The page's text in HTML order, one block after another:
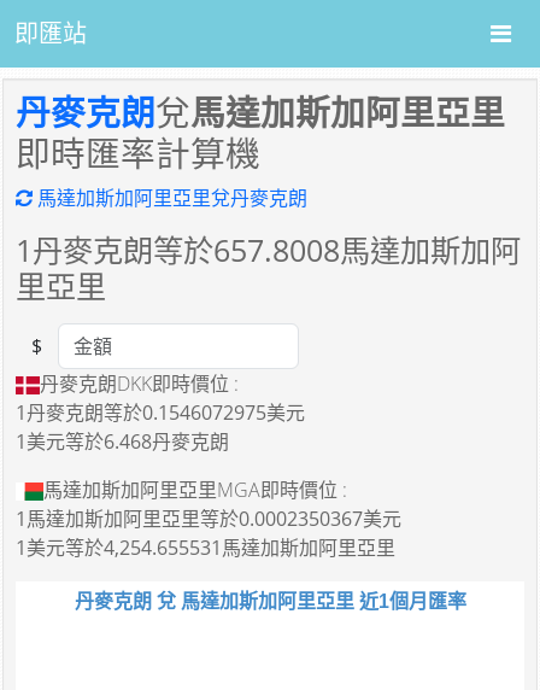
即匯站
丹麥克朗兌馬達加斯加阿里亞里
即時匯率計算機
馬達加斯加阿里亞里兌丹麥克朗
1丹麥克朗等於657.8008馬達加斯加阿
里亞里
Amount
$
丹麥克朗DKK即時價位 :
1丹麥克朗等於0.1546072975美元
1美元等於6.468丹麥克朗
馬達加斯加阿里亞里MGA即時價位 :
1馬達加斯加阿里亞里等於0.0002350367美元
1美元等於4,254.655531馬達加斯加阿里亞里
丹麥克朗 兌 馬達加斯加阿里亞里 近1個月匯率